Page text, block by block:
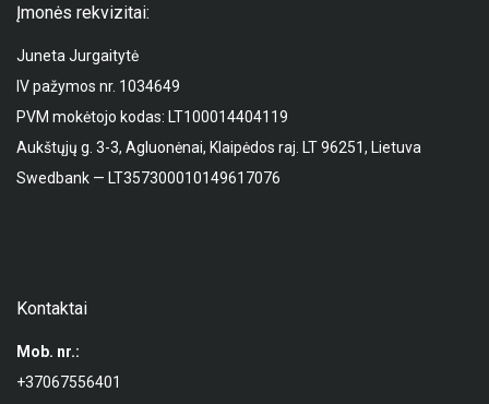
Įmonės rekvizitai:
Juneta Jurgaitytė
IV pažymos nr. 1034649
PVM mokėtojo kodas: LT100014404119
Aukštųjų g. 3-3, Agluonėnai, Klaipėdos raj. LT 96251, Lietuva
Swedbank — LT357300010149617076
Kontaktai
Mob. nr.:
+37067556401